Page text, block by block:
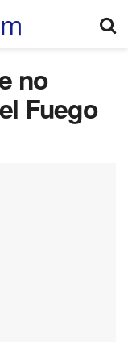
no
Fuego